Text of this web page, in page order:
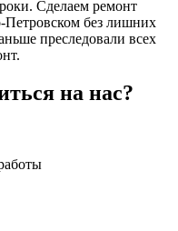
Сделаем ремонт
без лишних
преследовали всех
на нас?